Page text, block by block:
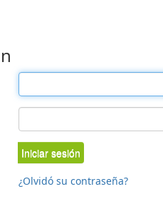
Iniciar sesión
¿Olvidó su contraseña?